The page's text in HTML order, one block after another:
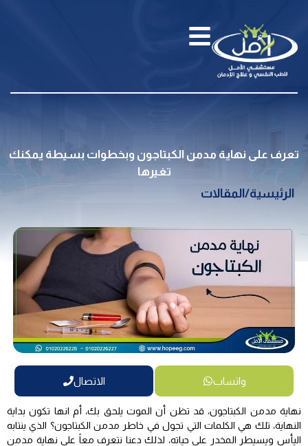
تعرف على نهاية مدمن الكبتاجون وبخطوات بسيطة يمكنك
تغيرها
الرئيسية/المقالات
واتساب الاتصال
نهاية مدمن الكبتاجون، قد تظن أن الموت يلحق بك، أم انها تكون بداية
النهاية، تلك هي الكلمات التي تجول في خاطر مدمن الكبتاجون؟ الذي ينتابه
اليأس ويسيطر المخدر على حياته، لذلك دعنا نتعرف معاً على نهاية مدمن